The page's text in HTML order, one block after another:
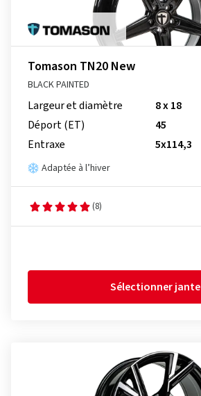
Tomason TN20 New
BLACK PAINTED
Largeur et diamètre
8 x 18
Déport (ET)
45
Entraxe
5x114,3
Adaptée à l’hiver
(8)
Sélectionner jante